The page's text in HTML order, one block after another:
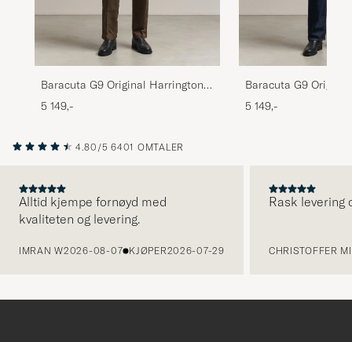
Baracuta G9 Original Harrington
Jacket Black
5 149,-
Baracuta G9
Jacket Dark Navy
5 149,-
4.80/5 6401 OMTALER
Alltid kjempe fornøyd med
kvaliteten og levering.
IMRAN W2026-08-07 KJØPER2026-07-29
Rask levering
CHRISTOFFER